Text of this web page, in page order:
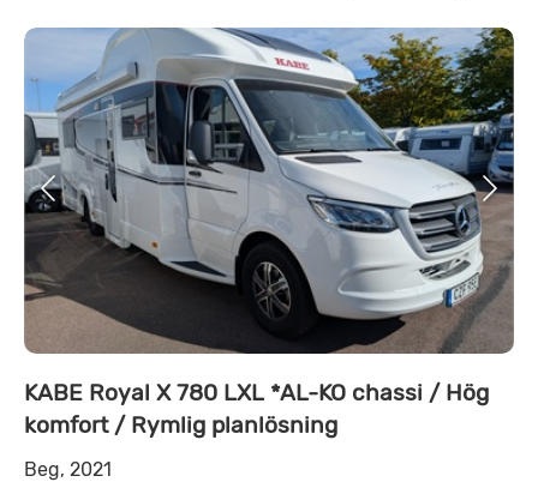
KABE Royal X 780 LXL *AL-KO chassi / Hög
komfort / Rymlig planlösning
Beg, 2021